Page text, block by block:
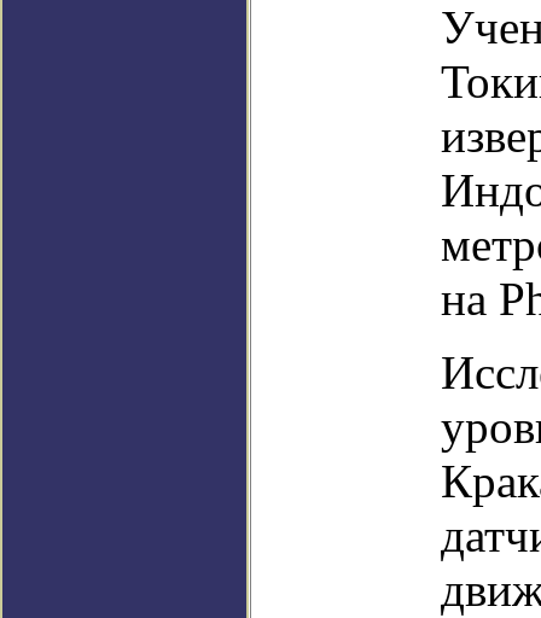
на